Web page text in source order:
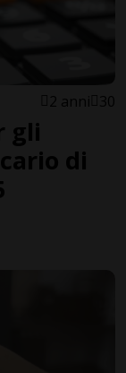
2 anni 30
gli
di